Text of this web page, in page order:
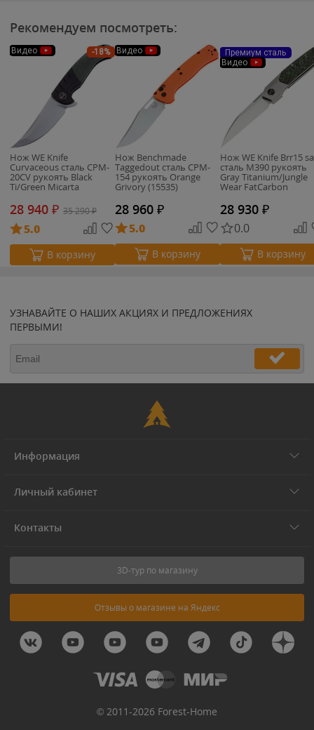
Рекомендуем посмотреть:
-18%
Видео
Нож WE Knife
Curvaceous сталь CPM-
20CV рукоять Black
Ti/Green Micarta
28 940 ₽ 35 290₽
5.0
В корзину
Видео
Нож Benchmade
Taggedout сталь CPM-
154 рукоять Orange
Grivory (15535)
28 960 ₽
5.0
В корзину
Премиум сталь
Видео
Нож WE Knife Brr15
сталь M390 рукоять
Gray Titanium/Jungle
Wear FatCarbon
28 930 ₽
0.0
В корзину
УЗНАВАЙТЕ О НАШИХ АКЦИЯХ И ПРЕДЛОЖЕНИЯХ
ПЕРВЫМИ!
Информация
Личный кабинет
Контакты
3D-тур по магазину
Отзывы о магазине на Яндекс
© 2011-2026 Forest-Home